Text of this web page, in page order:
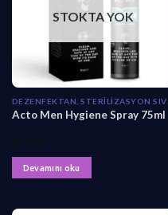
STOKTA YOK
Acto Men Hygiene Spray 75ml
Devamını oku